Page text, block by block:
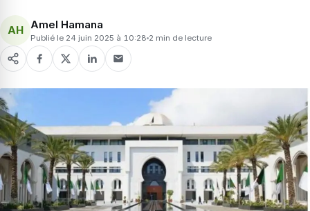
AH Amel Hamana
Publié le 24 juin 2025 à 10:28 2 min de lecture